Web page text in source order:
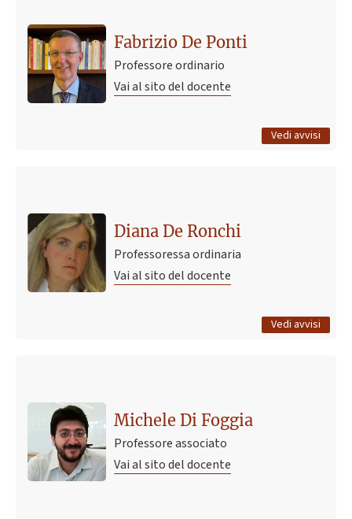
Fabrizio De Ponti
Professore ordinario
Vai al sito del docente
Vedi avvisi
12 giugno 2026 11:28
Tutti gli avvisi
Diana De Ronchi
Professoressa ordinaria
Vai al sito del docente
Vedi avvisi
psicologi (Criminologia, psicopatologia forense e
Tutti gli avvisi
Michele Di Foggia
Professore associato
Vai al sito del docente